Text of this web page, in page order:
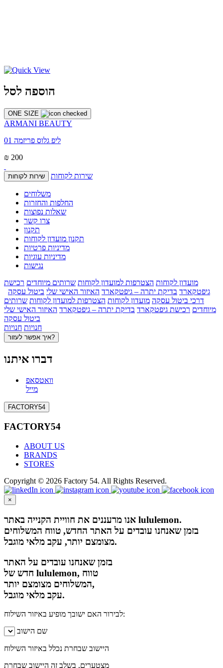
הוספה לסל
ONE SIZE
ARMANI BEAUTY
ליפ גלוס פריזמה 01
₪ 200
שירות לקוחות שירות לקוחות
משלוחים
החלפות והחזרות
שאלות נפוצות
צרו קשר
תקנון
תקנון מועדון לקוחות
מדיניות פרטיות
מדיניות עוגיות
נגישות
מועדון לקוחות הצטרפות למועדון לקוחות שרותים מיוחדים רכישת
גיפטקארד בדיקת יתרה – גיפטקארד האיזור האישי שלי ביטול עסקה
דרכי ביטול עסקה מועדון לקוחות הצטרפות למועדון לקוחות שרותים
מיוחדים רכישת גיפטקארד בדיקת יתרה – גיפטקארד האיזור האישי שלי
ביטול עסקה
חנויות חנויות
איך אפשר לעזור?
דברו איתנו
וואטסאפ
מייל
FACTORY54
FACTORY54
ABOUT US
BRANDS
STORES
Copyright © 2026 Factory 54. All Rights Reserved.
×
אנו מרעננים את חוויית הקנייה באתר lululemon.
בזמן שאנחנו עובדים על האתר החדש, טווח המשלוחים
מצומצם יותר, עקב מלאי מוגבל.
בזמן שאנחנו עובדים על האתר
חדש של lululemon, טווח
המשלוחים מצומצם יותר,
עקב מלאי מוגבל.
לבירור האם ישובך מופיע באיזור השילוח:
שם הישוב
היישוב שבחרת נכלל באיזור השילוח
מצטערים, בשלב זה היישוב שבחרת